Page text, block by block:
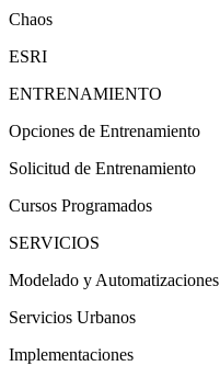
Chaos
ESRI
ENTRENAMIENTO
Opciones de Entrenamiento
Solicitud de Entrenamiento
Cursos Programados
SERVICIOS
Modelado y Automatizaciones
Servicios Urbanos
Implementaciones